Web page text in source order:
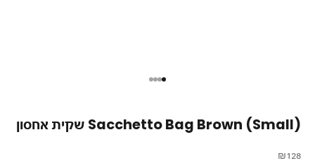
עבור לפריט 1
עבור לפריט 2
עבור לפריט 3
עבור לפריט 4
Sacchetto Bag Brown (Small) שקית אחסון
מחיר מבצע
₪128